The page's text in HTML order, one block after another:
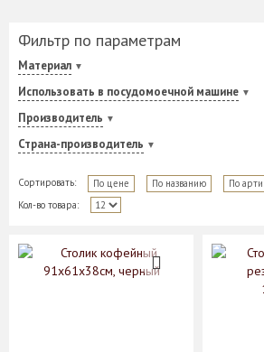
Фильтр по параметрам
Материал
Использовать в посудомоечной машине
Производитель
Страна-производитель
Сортировать: По цене По названию
По
Кол-во товара: